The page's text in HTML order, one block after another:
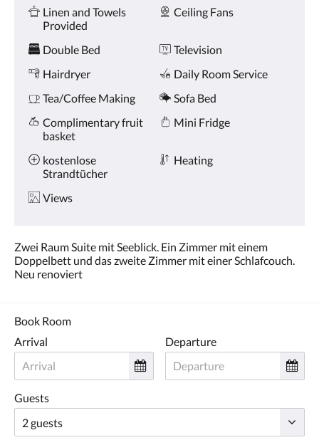
and
previous
buttons.
Amenities
Linen and Towels
Provided
Ceiling Fans
Double Bed
Television
Hairdryer
Daily Room Service
Tea/Coffee Making
Sofa Bed
Complimentary fruit
basket
Mini Fridge
kostenlose
Strandtücher
Heating
Views
Zwei Raum Suite mit Seeblick. Ein Zimmer mit einem
Doppelbett und das zweite Zimmer mit einer Schlafcouch.
Neu renoviert
Book Room
Arrival
Departure
Guests